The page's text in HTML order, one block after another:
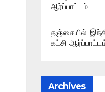
ஆர்ப்பாட்டம்
தஞ்சையில்
கட்சி
Archives